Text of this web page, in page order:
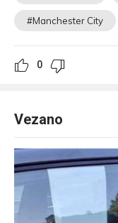
#Manchester City
0
Vezano